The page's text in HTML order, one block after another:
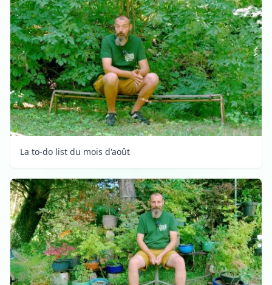
La to-do list du mois d'août